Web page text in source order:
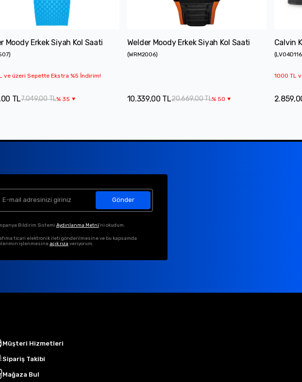
Moody Erkek Siyah Kol Saati
)
ve üzeri Sepette Ekstra %5 İndirim!
7.049,00 TL% 35
TL
Welder Moody Erkek Siyah Kol Saati
(WRM2006)
20.669,00 TL% 50
10.339,00 TL
Calvin
(
1000 TL
Gönder
Bildirim Sistemi Aydınlanma Metni'ni okudum.
ticari elektronik ileti gönderilmesine ve bu kapsamda
işlenmesineaçık rıza veriyorum.
Müşteri Hizmetleri
Sipariş Takibi
Mağaza Bul